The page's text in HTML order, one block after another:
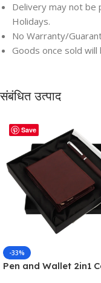
Delivery may not be
Holidays.
No Warranty/
Goods once sold
संबंधित उत्पाद
Save
-33%
Pen and Wallet 2in1